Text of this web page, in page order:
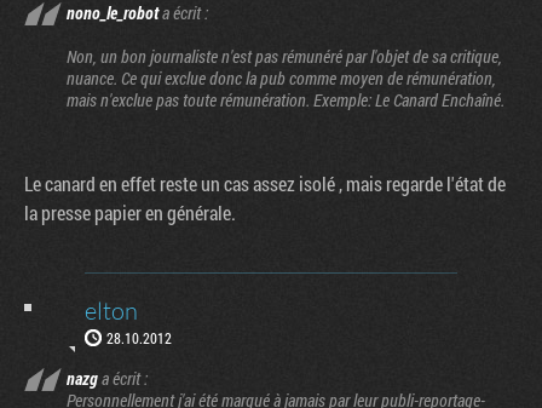
nono_le_robota écrit :
Non, un bon journaliste n'est pas rémunéré par l'objet de sa critique,
nuance. Ce qui exclue donc la pub comme moyen de rémunération,
mais n'exclue pas toute rémunération. Exemple: Le Canard Enchaîné.
Le canard en effet reste un cas assez isolé , mais regarde l'état de
la presse papier en générale.
elton
28.10.2012
nazga écrit :
Personnellement j'ai été marqué à jamais par leur publi-reportage-